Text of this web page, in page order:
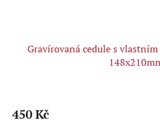
Gravírovaná cedule s
produktu
450 Kč